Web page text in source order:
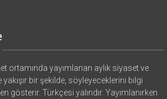
ortamında yayımlanan aylık siyaset ve
bir şekilde, söyleyeceklerini bilgi
gösterir. Türkçesi yalındır. Yayımlanırken